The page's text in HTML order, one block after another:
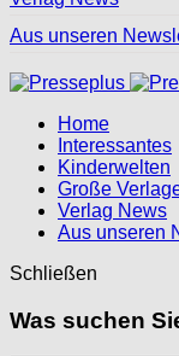
Aus unseren
Home
Interessantes
Kinderwelten
Große
Verlag News
Aus unseren
Schließen
Was suchen